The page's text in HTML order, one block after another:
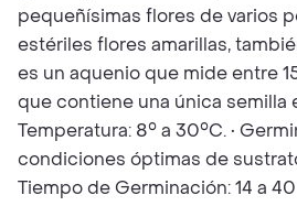
pequeñísimas flores de varios
estériles flores amarillas,
es un aquenio que mide entre
que contiene una única semilla
Temperatura: 8° a 30°C. •
condiciones óptimas de
Tiempo de Germinación: 14 a